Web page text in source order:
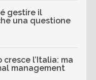
gestire il
una questione
l’Italia: ma
management